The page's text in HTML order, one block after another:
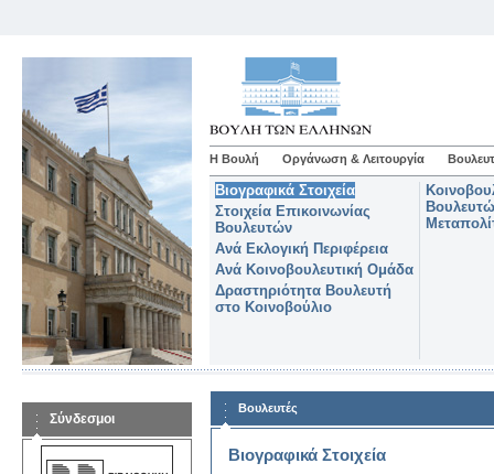
Η Βουλή Οργάνωση & Λειτουργία
Βιογραφικά Στοιχεία
Στοιχεία Επικοινωνίας
Βουλευτών
Ανά Εκλογική Περιφέρεια
Ανά Κοινοβουλευτική Ομάδα
Δραστηριότητα Βουλευτή
στο Κοινοβούλιο
Σύνδεσμοι
Βουλευτές
Βιογραφικά Στοιχεία